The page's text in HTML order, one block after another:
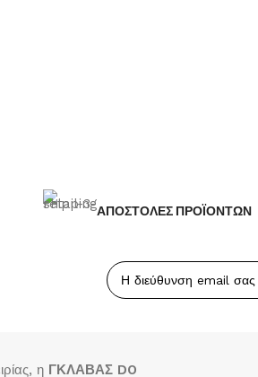
ΑΠΟΣΤΟΛΕΣ ΠΡΟΪΟΝΤΩΝ
η ΓΚΛΑΒΑΣ DO